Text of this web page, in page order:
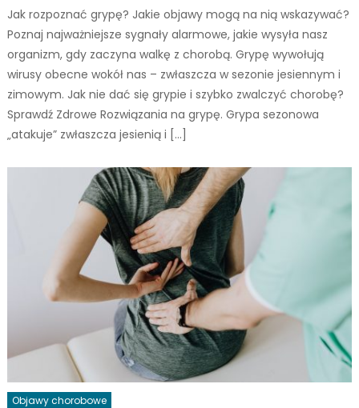
Jak rozpoznać grypę? Jakie objawy mogą na nią wskazywać?
Poznaj najważniejsze sygnały alarmowe, jakie wysyła nasz
organizm, gdy zaczyna walkę z chorobą. Grypę wywołują
wirusy obecne wokół nas – zwłaszcza w sezonie jesiennym i
zimowym. Jak nie dać się grypie i szybko zwalczyć chorobę?
Sprawdź Zdrowe Rozwiązania na grypę. Grypa sezonowa
„atakuje” zwłaszcza jesienią i […]
Objawy chorobowe